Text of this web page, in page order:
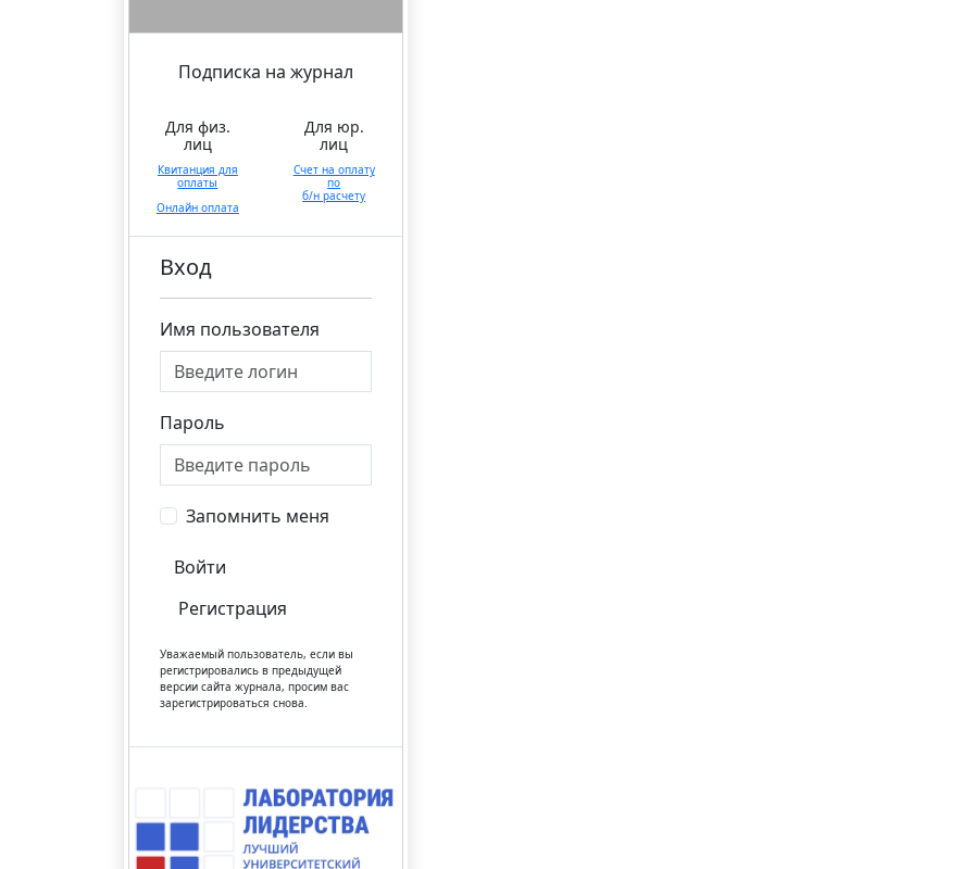
Подписка на журнал
Для физ.
лиц
Квитанция для
оплаты
Онлайн оплата
Для юр.
лиц
Счет на оплату
по
б/н расчету
Вход
Имя пользователя
Пароль
Запомнить меня
Войти
Регистрация
Уважаемый пользователь, если вы
регистрировались в предыдущей
версии сайта журнала, просим вас
зарегистрироваться снова.